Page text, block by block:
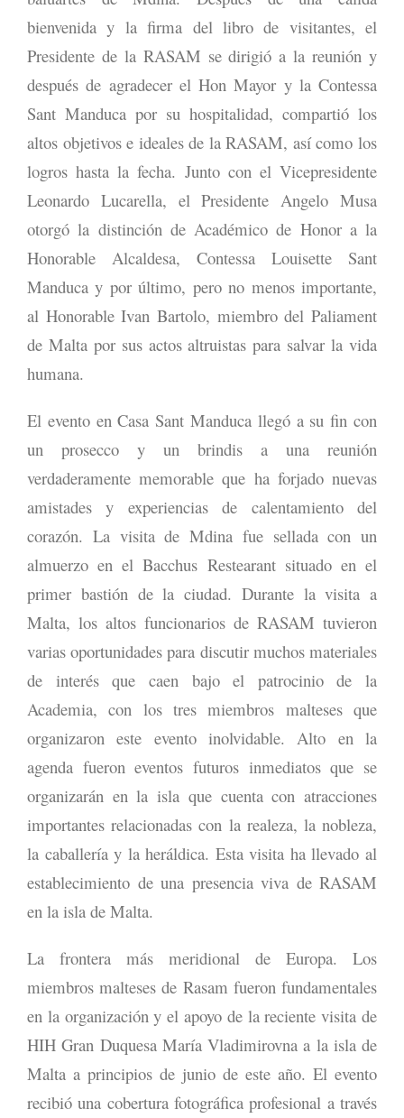
bienvenida y la firma del libro de visitantes, el
Presidente de la RASAM se dirigió a la reunión y
después de agradecer el Hon Mayor y la Contessa
Sant Manduca por su hospitalidad, compartió los
altos objetivos e ideales de la RASAM, así como los
logros hasta la fecha. Junto con el Vicepresidente
Leonardo Lucarella, el Presidente Angelo Musa
otorgó la distinción de Académico de Honor a la
Honorable Alcaldesa, Contessa Louisette Sant
Manduca y por último, pero no menos importante,
al Honorable Ivan Bartolo, miembro del Paliament
de Malta por sus actos altruistas para salvar la vida
humana.
El evento en Casa Sant Manduca llegó a su fin con
un prosecco y un brindis a una reunión
verdaderamente memorable que ha forjado nuevas
amistades y experiencias de calentamiento del
corazón. La visita de Mdina fue sellada con un
almuerzo en el Bacchus Restearant situado en el
primer bastión de la ciudad. Durante la visita a
Malta, los altos funcionarios de RASAM tuvieron
varias oportunidades para discutir muchos materiales
de interés que caen bajo el patrocinio de la
Academia, con los tres miembros malteses que
organizaron este evento inolvidable. Alto en la
agenda fueron eventos futuros inmediatos que se
organizarán en la isla que cuenta con atracciones
importantes relacionadas con la realeza, la nobleza,
la caballería y la heráldica. Esta visita ha llevado al
establecimiento de una presencia viva de RASAM
en la isla de Malta.
La frontera más meridional de Europa. Los
miembros malteses de Rasam fueron fundamentales
en la organización y el apoyo de la reciente visita de
HIH Gran Duquesa María Vladimirovna a la isla de
Malta a principios de junio de este año. El evento
recibió una cobertura fotográfica profesional a través